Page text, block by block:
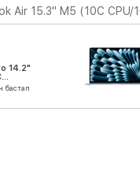
Air 15.3" M5 (10C
14.2"
бастап